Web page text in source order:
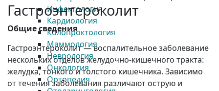
Инфектология
Кардиология
Колопроктология
Маммология
Неврология
Онкология
Ортопедия
Гастроэнтероколит
Общие сведения
Гастроэнтероколит — воспалительное заболевание
нескольких отделов желудочно-кишечного тракта:
желудка, тонкого и толстого кишечника. Зависимо
от течения заболевания различают острую и